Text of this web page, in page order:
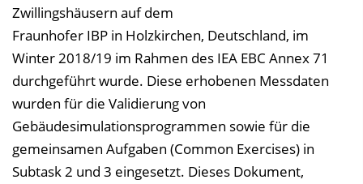
Zwillingshäusern auf dem
Fraunhofer IBP in Holzkirchen, Deutschland, im
Winter 2018/19 im Rahmen des IEA EBC Annex 71
durchgeführt wurde. Diese erhobenen Messdaten
wurden für die Validierung von
Gebäudesimulationsprogrammen sowie für die
gemeinsamen Aufgaben (Common Exercises) in
Subtask 2 und 3 eingesetzt. Dieses Dokument,